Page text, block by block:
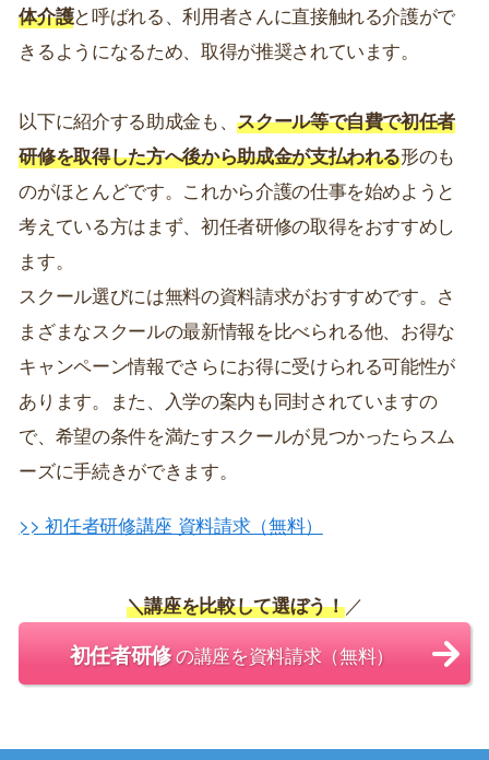
体介護と呼ばれる、利用者さんに直接触れる介護がで
きるようになるため、取得が推奨されています。
以下に紹介する助成金も、スクール等で自費で初任者
研修を取得した方へ後から助成金が支払われる形のも
のがほとんどです。これから介護の仕事を始めようと
考えている方はまず、初任者研修の取得をおすすめし
ます。
スクール選びには無料の資料請求がおすすめです。さ
まざまなスクールの最新情報を比べられる他、お得な
キャンペーン情報でさらにお得に受けられる可能性が
あります。また、入学の案内も同封されていますの
で、希望の条件を満たすスクールが見つかったらスム
ーズに手続きができます。
>> 初任者研修講座 資料請求（無料）
＼講座を比較して選ぼう！／
初任者研修の講座を資料請求（無料）